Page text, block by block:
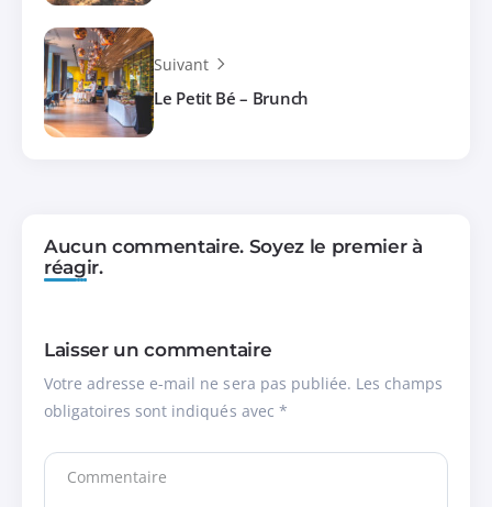
Suivant
Le Petit Bé – Brunch
Aucun commentaire. Soyez le premier à
réagir.
Laisser un commentaire
Votre adresse e-mail ne sera pas publiée. Les champs
obligatoires sont indiqués avec *